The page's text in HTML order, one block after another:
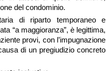
del condominio.
di riparto temporaneo e
“a maggioranza”, è legittima,
provi, con l’impugnazione
di un pregiudizio concreto